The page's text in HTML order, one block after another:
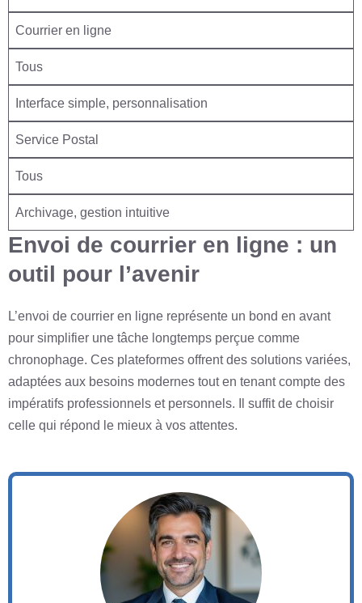
Courrier en ligne
Tous
Interface simple, personnalisation
Service Postal
Tous
Archivage, gestion intuitive
Envoi de courrier en ligne : un
outil pour l’avenir
L’envoi de courrier en ligne représente un bond en avant
pour simplifier une tâche longtemps perçue comme
chronophage. Ces plateformes offrent des solutions variées,
adaptées aux besoins modernes tout en tenant compte des
impératifs professionnels et personnels. Il suffit de choisir
celle qui répond le mieux à vos attentes.